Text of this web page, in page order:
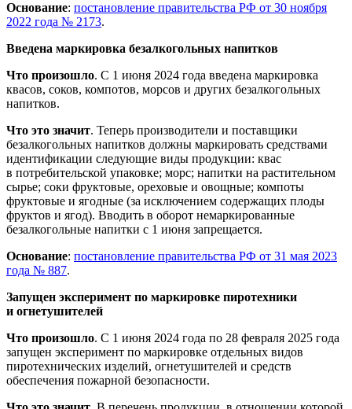
Основание: постановление правительства РФ от 30 ноября
2022 года № 2173.
Введена маркировка безалкогольных напитков
Что произошло. С 1 июня 2024 года введена маркировка
квасов, соков, компотов, морсов и других безалкогольных
напитков.
Что это значит. Теперь производители и поставщики
безалкогольных напитков должны маркировать средствами
идентификации следующие виды продукции: квас
в потребительской упаковке; морс; напитки на растительном
сырье; соки фруктовые, ореховые и овощные; компоты
фруктовые и ягодные (за исключением содержащих плоды
фруктов и ягод). Вводить в оборот немаркированные
безалкогольные напитки с 1 июня запрещается.
Основание: постановление правительства РФ от 31 мая 2023
года № 887.
Запущен эксперимент по маркировке пиротехники
и огнетушителей
Что произошло. С 1 июня 2024 года по 28 февраля 2025 года
запущен эксперимент по маркировке отдельных видов
пиротехнических изделий, огнетушителей и средств
обеспечения пожарной безопасности.